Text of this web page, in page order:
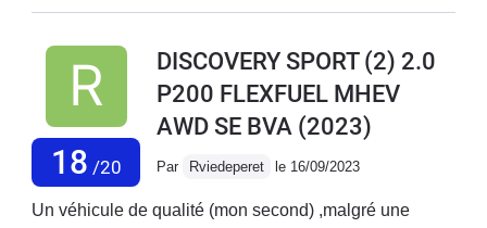
la merde !!"apparemment ce problème
diesel 150 et 180cv casse après les
100 000. A ce prix ? ???
18 /20
DISCOVERY SPORT (2) 2.0
P200 FLEXFUEL MHEV
AWD SE BVA (2023)
Par Rviedeperet le 16/09/2023
Un véhicule de qualité (mon second) ,malgré une